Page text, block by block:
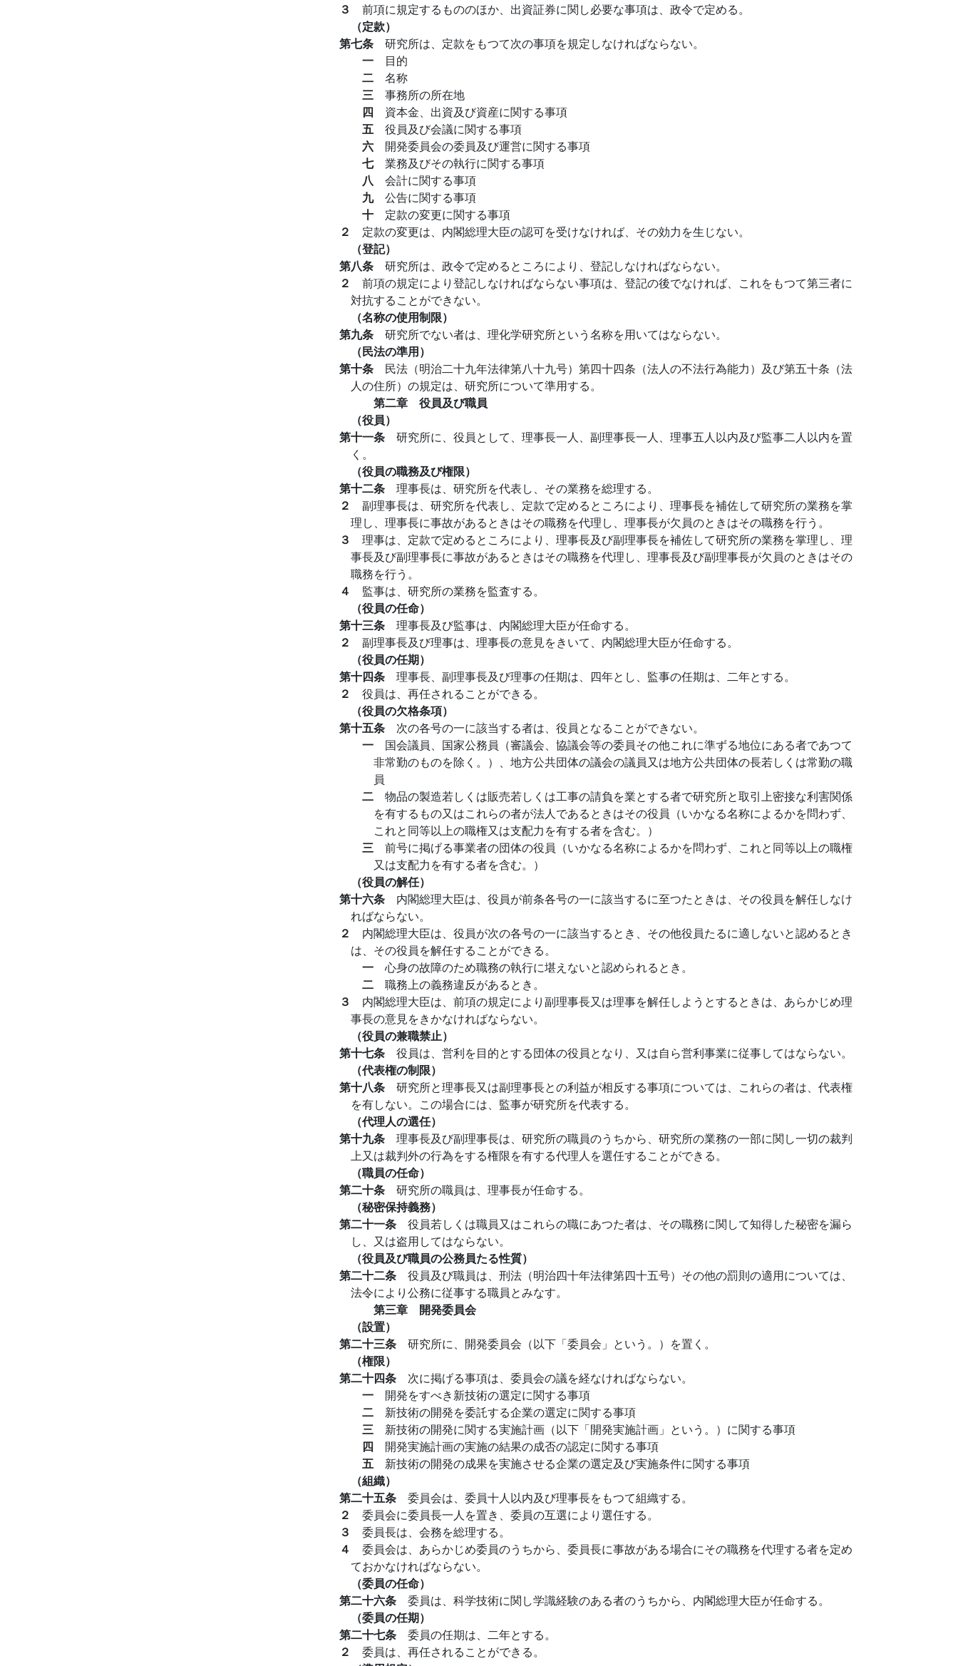
３ 前項に規定するもののほか、出資証券に関し必要な事項は、政令で定める。
（定款）
第七条 研究所は、定款をもつて次の事項を規定しなければならない。
一 目的
二 名称
三 事務所の所在地
四 資本金、出資及び資産に関する事項
五 役員及び会議に関する事項
六 開発委員会の委員及び運営に関する事項
七 業務及びその執行に関する事項
八 会計に関する事項
九 公告に関する事項
十 定款の変更に関する事項
２ 定款の変更は、内閣総理大臣の認可を受けなければ、その効力を生じない。
（登記）
第八条 研究所は、政令で定めるところにより、登記しなければならない。
２ 前項の規定により登記しなければならない事項は、登記の後でなければ、これをもつて第三者に
対抗することができない。
（名称の使用制限）
第九条 研究所でない者は、理化学研究所という名称を用いてはならない。
（民法の準用）
第十条 民法（明治二十九年法律第八十九号）第四十四条（法人の不法行為能力）及び第五十条（法
人の住所）の規定は、研究所について準用する。
第二章 役員及び職員
（役員）
第十一条 研究所に、役員として、理事長一人、副理事長一人、理事五人以内及び監事二人以内を置
く。
（役員の職務及び権限）
第十二条 理事長は、研究所を代表し、その業務を総理する。
２ 副理事長は、研究所を代表し、定款で定めるところにより、理事長を補佐して研究所の業務を掌
理し、理事長に事故があるときはその職務を代理し、理事長が欠員のときはその職務を行う。
３ 理事は、定款で定めるところにより、理事長及び副理事長を補佐して研究所の業務を掌理し、理
事長及び副理事長に事故があるときはその職務を代理し、理事長及び副理事長が欠員のときはその
職務を行う。
４ 監事は、研究所の業務を監査する。
（役員の任命）
第十三条 理事長及び監事は、内閣総理大臣が任命する。
２ 副理事長及び理事は、理事長の意見をきいて、内閣総理大臣が任命する。
（役員の任期）
第十四条 理事長、副理事長及び理事の任期は、四年とし、監事の任期は、二年とする。
２ 役員は、再任されることができる。
（役員の欠格条項）
第十五条 次の各号の一に該当する者は、役員となることができない。
一 国会議員、国家公務員（審議会、協議会等の委員その他これに準ずる地位にある者であつて
非常勤のものを除く。）、地方公共団体の議会の議員又は地方公共団体の長若しくは常勤の職
員
二 物品の製造若しくは販売若しくは工事の請負を業とする者で研究所と取引上密接な利害関係
を有するもの又はこれらの者が法人であるときはその役員（いかなる名称によるかを問わず、
これと同等以上の職権又は支配力を有する者を含む。）
三 前号に掲げる事業者の団体の役員（いかなる名称によるかを問わず、これと同等以上の職権
又は支配力を有する者を含む。）
（役員の解任）
第十六条 内閣総理大臣は、役員が前条各号の一に該当するに至つたときは、その役員を解任しなけ
ればならない。
２ 内閣総理大臣は、役員が次の各号の一に該当するとき、その他役員たるに適しないと認めるとき
は、その役員を解任することができる。
一 心身の故障のため職務の執行に堪えないと認められるとき。
二 職務上の義務違反があるとき。
３ 内閣総理大臣は、前項の規定により副理事長又は理事を解任しようとするときは、あらかじめ理
事長の意見をきかなければならない。
（役員の兼職禁止）
第十七条 役員は、営利を目的とする団体の役員となり、又は自ら営利事業に従事してはならない。
（代表権の制限）
第十八条 研究所と理事長又は副理事長との利益が相反する事項については、これらの者は、代表権
を有しない。この場合には、監事が研究所を代表する。
（代理人の選任）
第十九条 理事長及び副理事長は、研究所の職員のうちから、研究所の業務の一部に関し一切の裁判
上又は裁判外の行為をする権限を有する代理人を選任することができる。
（職員の任命）
第二十条 研究所の職員は、理事長が任命する。
（秘密保持義務）
第二十一条 役員若しくは職員又はこれらの職にあつた者は、その職務に関して知得した秘密を漏ら
し、又は盗用してはならない。
（役員及び職員の公務員たる性質）
第二十二条 役員及び職員は、刑法（明治四十年法律第四十五号）その他の罰則の適用については、
法令により公務に従事する職員とみなす。
第三章 開発委員会
（設置）
第二十三条 研究所に、開発委員会（以下「委員会」という。）を置く。
（権限）
第二十四条 次に掲げる事項は、委員会の議を経なければならない。
一 開発をすべき新技術の選定に関する事項
二 新技術の開発を委託する企業の選定に関する事項
三 新技術の開発に関する実施計画（以下「開発実施計画」という。）に関する事項
四 開発実施計画の実施の結果の成否の認定に関する事項
五 新技術の開発の成果を実施させる企業の選定及び実施条件に関する事項
（組織）
第二十五条 委員会は、委員十人以内及び理事長をもつて組織する。
２ 委員会に委員長一人を置き、委員の互選により選任する。
３ 委員長は、会務を総理する。
４ 委員会は、あらかじめ委員のうちから、委員長に事故がある場合にその職務を代理する者を定め
ておかなければならない。
（委員の任命）
第二十六条 委員は、科学技術に関し学識経験のある者のうちから、内閣総理大臣が任命する。
（委員の任期）
第二十七条 委員の任期は、二年とする。
２ 委員は、再任されることができる。